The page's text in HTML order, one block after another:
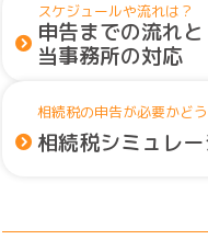
スケジュールや流れは？
申告までの流れと
当事務所の対応
相続税の申告が必要かど
相続税シミュレ